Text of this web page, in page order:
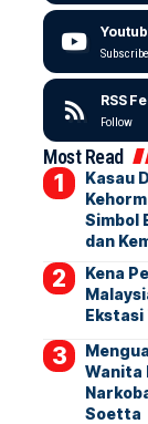
Subscribe
RSS
Follow
Most Read
Kasau
Simbol
dan
Kena
Ekstasi
Wanita
Soetta